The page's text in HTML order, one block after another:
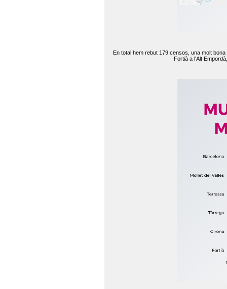
En total hem rebut 179 censos, una molt
Fortià a l'Alt